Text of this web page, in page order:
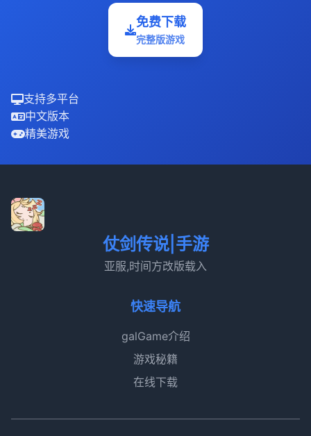
免费下载
完整版游戏
支持多平台
中文版本
精美游戏
仗剑传说|手游
亚服,时间方改版载入
快速导航
galGame介绍
游戏秘籍
在线下载